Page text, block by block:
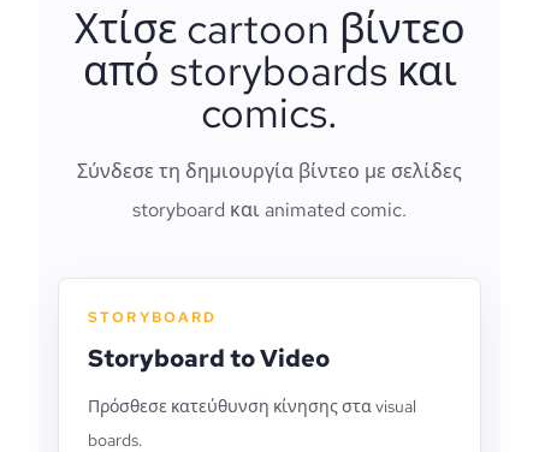
Χτίσε cartoon βίντεο
από storyboards και
comics.
Σύνδεσε τη δημιουργία βίντεο με σελίδες
storyboard και animated comic.
STORYBOARD
Storyboard to Video
Πρόσθεσε κατεύθυνση κίνησης στα visual
boards.